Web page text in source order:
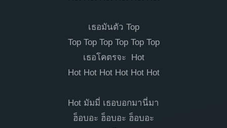
เธอมันตัว Top
Top Top Top Top Top Top
เธอโคตรจะ Hot
Hot Hot Hot Hot Hot Hot
Hot มัมมี่ เธอบอกมานี่มา
ฮ็อบอะ ฮ็อบอะ ฮ็อบอะ